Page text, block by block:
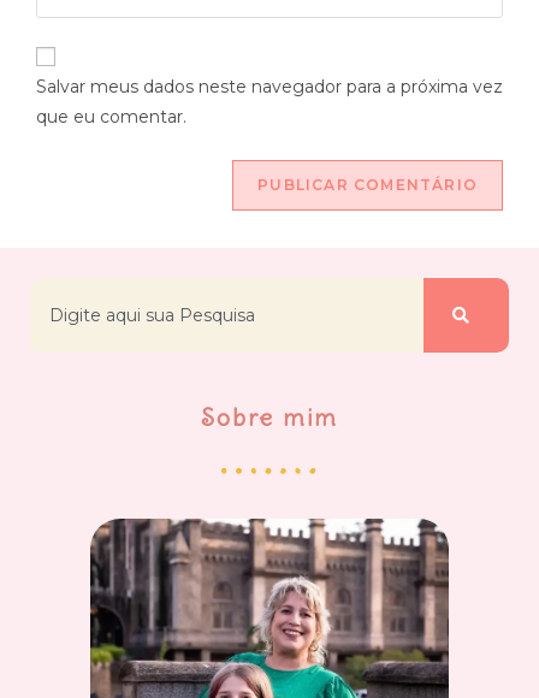
Salvar meus dados neste navegador para a próxima vez
que eu comentar.
Sobre mim